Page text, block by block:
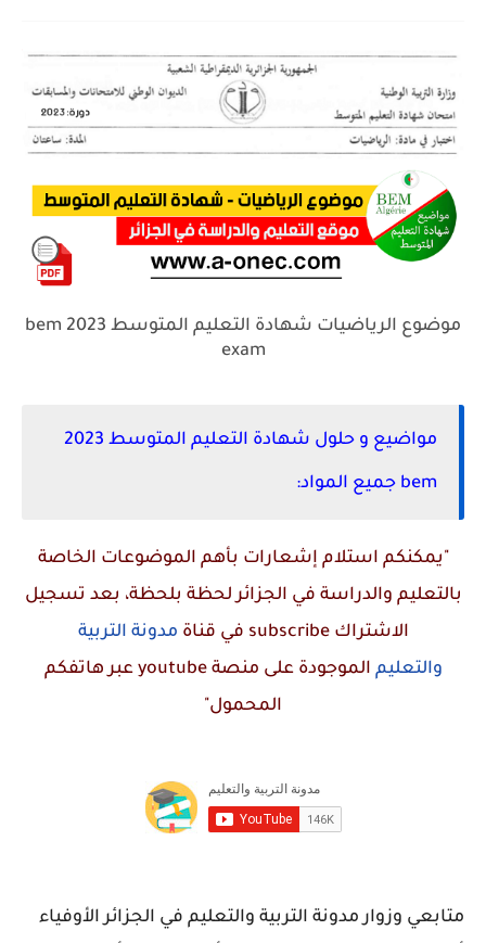
موضوع الرياضيات شهادة التعليم المتوسط 2023 bem
exam
مواضيع و حلول شهادة التعليم المتوسط 2023
bem جميع المواد:
"يمكنكم استلام إشعارات بأهم الموضوعات الخاصة
بالتعليم والدراسة في الجزائر لحظة بلحظة، بعد تسجيل
الاشتراكsubscribe في قناة مدونة التربية
والتعليم الموجودة على منصةyoutube عبر هاتفكم
المحمول"
متابعي وزوار مدونة التربية والتعليم في الجزائر الأوفياء